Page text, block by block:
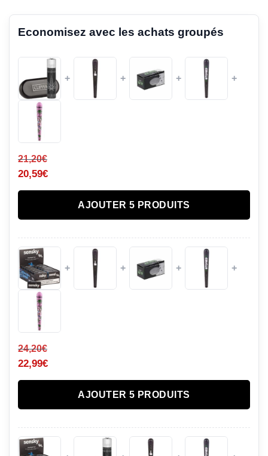
Economisez avec les achats groupés
+ + + +
21,20€
20,59€
AJOUTER 5 PRODUITS
+ + + +
24,20€
22,99€
AJOUTER 5 PRODUITS